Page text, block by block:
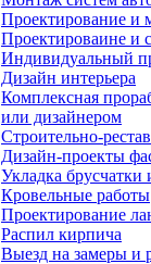
Проектирование и
Проектироваине и
Индивидуальный
Дизайн интерьера
Комплексная
или дизайнером
Строительно-
Дизайн-проекты
Укладка брусчатки
Кровельные работы
Проектирование
Распил кирпича
Выезд на замеры и